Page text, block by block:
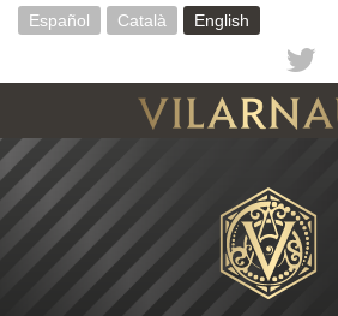
SkipEspañol Català English